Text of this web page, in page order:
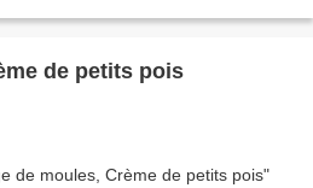
de petits pois